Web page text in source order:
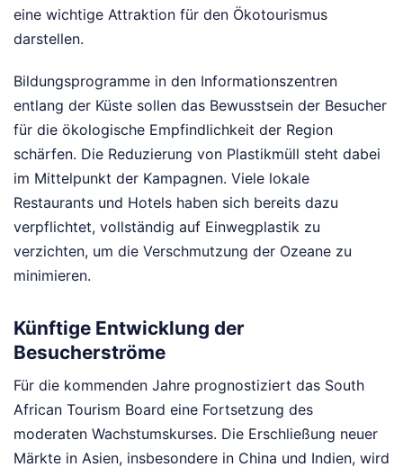
eine wichtige Attraktion für den Ökotourismus
darstellen.
Bildungsprogramme in den Informationszentren
entlang der Küste sollen das Bewusstsein der Besucher
für die ökologische Empfindlichkeit der Region
schärfen. Die Reduzierung von Plastikmüll steht dabei
im Mittelpunkt der Kampagnen. Viele lokale
Restaurants und Hotels haben sich bereits dazu
verpflichtet, vollständig auf Einwegplastik zu
verzichten, um die Verschmutzung der Ozeane zu
minimieren.
Künftige Entwicklung der
Besucherströme
Für die kommenden Jahre prognostiziert das South
African Tourism Board eine Fortsetzung des
moderaten Wachstumskurses. Die Erschließung neuer
Märkte in Asien, insbesondere in China und Indien, wird